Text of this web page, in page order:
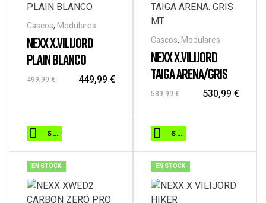
Cascos, Modulares
NEXX X.VILIJORD
PLAIN BLANCO
499,99€ 449,99 €
SELECCIONAR OPCIONES
Este
producto
tiene
múltiples
variantes.
Cascos, Modulares
NEXX X.VILIJORD
TAIGA ARENA/GRIS
589,99€ 530,99 €
SELECCIONAR OPCIONES
Este
producto
tiene
múltiples
variantes.
EN STOCK EN STOCK